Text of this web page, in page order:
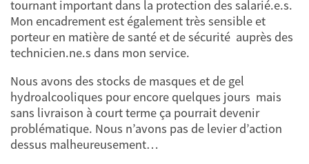
tournant important dans la protection des salarié.e.s.
Mon encadrement est également très sensible et
porteur en matière de santé et de sécurité auprès des
technicien.ne.s dans mon service.
Nous avons des stocks de masques et de gel
hydroalcooliques pour encore quelques jours mais
sans livraison à court terme ça pourrait devenir
problématique. Nous n’avons pas de levier d’action
dessus malheureusement…